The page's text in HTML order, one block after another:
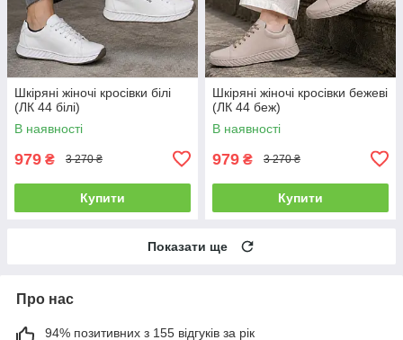
Шкіряні жіночі кросівки білі
(ЛК 44 білі)
В наявності
979 ₴ 3 270 ₴
Купити
Шкіряні жіночі кросівки бежеві
(ЛК 44 беж)
В наявності
979 ₴ 3 270 ₴
Купити
Показати ще
Про нас
94% позитивних з 155 відгуків за рік